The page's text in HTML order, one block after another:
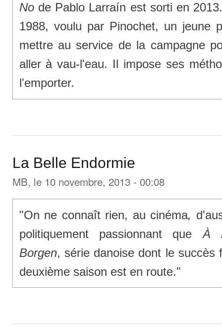
Node Pablo Larraín est sorti en
1988, voulu par Pinochet, un jeune
mettre au service de la campagne
aller à vau-l'eau. Il impose ses
l'emporter.
La Belle Endormie
MB, le 10 novembre, 2013 - 00:08
"On ne connaît rien, au cinéma,
politiquement passionnant queÀ
Borgen, série danoise dont le succès
deuxième saison est en route."